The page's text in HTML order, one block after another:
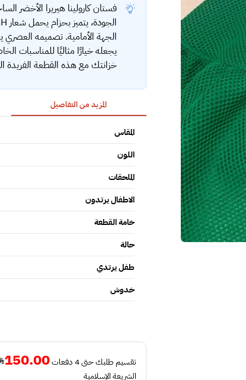
فستان كارولينا هيريرا الأخضر
الجهة الأمامية. تصميمه العصري
يجعله خيارًا مثاليًا للمناسبات
خزانتك مع هذه القطعة الفريدة
المزيد من التفاصيل
المقاس
اللون
الملحقات
الاطفال يرتدون
خامة القطعة
حالة
طفل يرتدي
خدوش
تقسيم طلبك حتى 4 دفعات 150.00
الشريعة الإسلامية